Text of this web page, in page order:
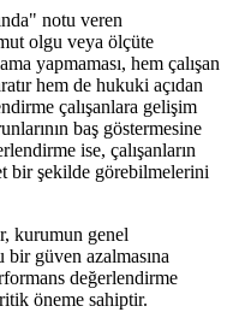
notu veren
olgu veya ölçüte
yapmaması, hem çalışan
hem de hukuki açıdan
çalışanlara gelişim
baş göstermesine
ise, çalışanların
bir şekilde görebilmelerini
kurumun genel
güven azalmasına
değerlendirme
öneme sahiptir.